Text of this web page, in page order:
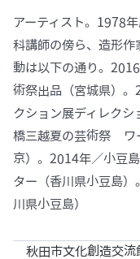
アーティスト。1978
科講師の傍ら、造形作
動は以下の通り。
術祭出品（宮城県）
クション展ディレク
橋三越夏の芸術祭 ワ
京）。2014年／小豆
ター（香川県小豆島
川県小豆島）
秋田市文化創造交流